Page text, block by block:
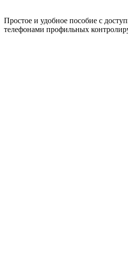
Простое и удобное пособие с
телефонами профильных